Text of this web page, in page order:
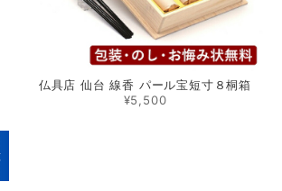
仏具店 仙台 線香 パール宝短寸８桐箱
¥5,500